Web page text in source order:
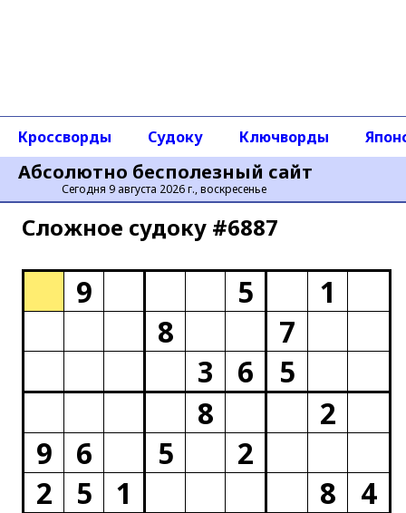
Абсолютно бесполезный сайт
Сегодня 9 августа 2026 г., воскресенье
Кроссворды Судоку Ключворды
Сложное cудоку #6887
9 5
1
8
7
3
6
5
8
2
9
6 5
2
2
5 1 8
4